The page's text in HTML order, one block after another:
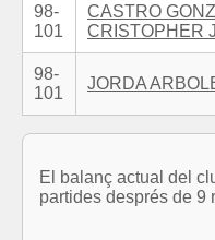
98-
101
CASTRO
CRISTOPHER
98-
101
JORDA
El balanç actual del
partides després de 9